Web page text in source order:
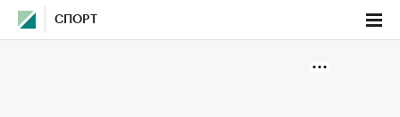
СПОРТ